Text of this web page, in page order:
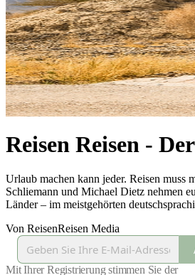
Reisen Reisen -
Urlaub machen kann jeder. Reisen muss
Schliemann und Michael Dietz nehmen
Länder – im meistgehörten
Von ReisenReisen Media
Mit Ihrer Registrierung stimmen Sie der